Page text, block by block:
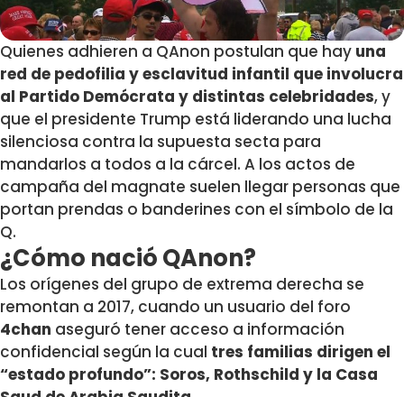
Quienes adhieren a QAnon postulan que hay una
red de pedofilia y esclavitud infantil que involucra
al Partido Demócrata y distintas celebridades, y
que el presidente Trump está liderando una lucha
silenciosa contra la supuesta secta para
mandarlos a todos a la cárcel. A los actos de
campaña del magnate suelen llegar personas que
portan prendas o banderines con el símbolo de la
Q.
¿Cómo nació QAnon?
Los orígenes del grupo de extrema derecha se
remontan a 2017, cuando un usuario del foro
4chan aseguró tener acceso a información
confidencial según la cual tres familias dirigen el
“estado profundo”: Soros, Rothschild y la Casa